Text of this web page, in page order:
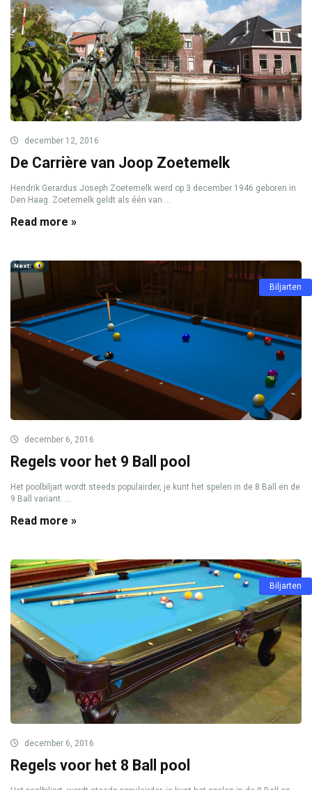
december 12, 2016
De Carrière van Joop Zoetemelk
Hendrik Gerardus Joseph Zoetemelk werd op 3 december 1946 geboren in
Den Haag. Zoetemelk geldt als één van ...
Read more »
Biljarten
december 6, 2016
Regels voor het 9 Ball pool
Het poolbiljart wordt steeds populairder, je kunt het spelen in de 8 Ball en de
9 Ball variant. ...
Read more »
Biljarten
december 6, 2016
Regels voor het 8 Ball pool